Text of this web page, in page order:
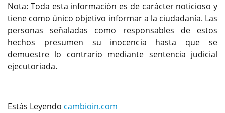
Nota: Toda esta información es de carácter noticioso y
tiene como único objetivo informar a la ciudadanía. Las
personas señaladas como responsables de estos
hechos presumen su inocencia hasta que se
demuestre lo contrario mediante sentencia judicial
ejecutoriada.
Estás Leyendo cambioin.com